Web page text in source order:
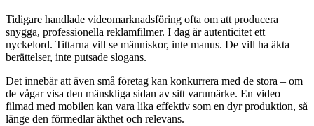
Tidigare handlade videomarknadsföring ofta om att producera
snygga, professionella reklamfilmer. I dag är autenticitet ett
nyckelord. Tittarna vill se människor, inte manus. De vill ha äkta
berättelser, inte putsade slogans.
Det innebär att även små företag kan konkurrera med de stora – om
de vågar visa den mänskliga sidan av sitt varumärke. En video
filmad med mobilen kan vara lika effektiv som en dyr produktion, så
länge den förmedlar äkthet och relevans.